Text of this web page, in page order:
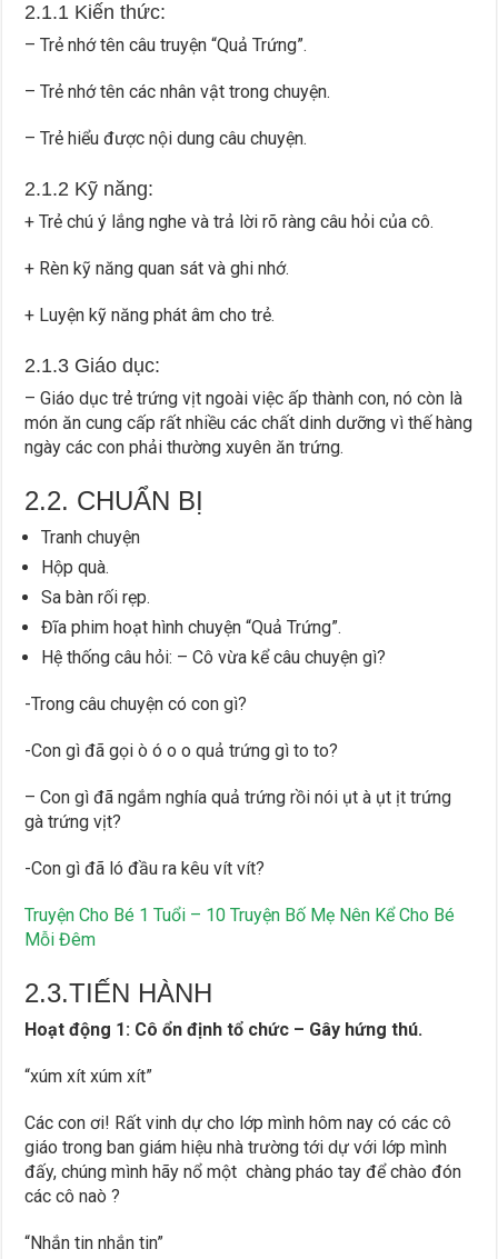
2.1.1 Kiến thức:
– Trẻ nhớ tên câu truyện “Quả Trứng”.
– Trẻ nhớ tên các nhân vật trong chuyện.
– Trẻ hiểu được nội dung câu chuyện.
2.1.2 Kỹ năng:
+ Trẻ chú ý lắng nghe và trả lời rõ ràng câu hỏi của cô.
+ Rèn kỹ năng quan sát và ghi nhớ.
+ Luyện kỹ năng phát âm cho trẻ.
2.1.3 Giáo dục:
– Giáo dục trẻ trứng vịt ngoài việc ấp thành con, nó còn là
món ăn cung cấp rất nhiều các chất dinh dưỡng vì thế hàng
ngày các con phải thường xuyên ăn trứng.
2.2. CHUẨN BỊ
Tranh chuyện
Hộp quà.
Sa bàn rối rẹp.
Đĩa phim hoạt hình chuyện “Quả Trứng”.
Hệ thống câu hỏi: – Cô vừa kể câu chuyện gì?
-Trong câu chuyện có con gì?
-Con gì đã gọi ò ó o o quả trứng gì to to?
– Con gì đã ngắm nghía quả trứng rồi nói ụt à ụt ịt trứng
gà trứng vịt?
-Con gì đã ló đầu ra kêu vít vít?
Truyện Cho Bé 1 Tuổi – 10 Truyện Bố Mẹ Nên Kể Cho Bé
Mỗi Đêm
2.3.TIẾN HÀNH
Hoạt động 1: Cô ổn định tổ chức – Gây hứng thú.
“xúm xít xúm xít”
Các con ơi! Rất vinh dự cho lớp mình hôm nay có các cô
giáo trong ban giám hiệu nhà trường tới dự với lớp mình
đấy, chúng mình hãy nổ một chàng pháo tay để chào đón
các cô naò ?
“Nhắn tin nhắn tin”